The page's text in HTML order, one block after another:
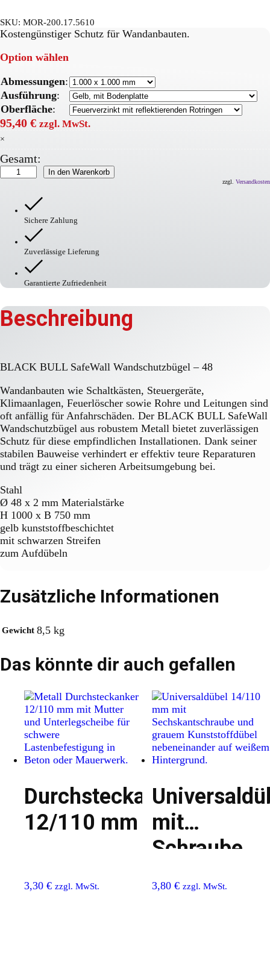
SKU: MOR-200.17.5610
Kostengünstiger Schutz für Wandanbauten.
Option wählen
Abmessungen:
Ausführung:
Oberfläche:
95,40 € zzgl. MwSt.
×
Gesamt:
BLACK
BULL
Wandschutzbügel
Menge
In den Warenkorb
zzgl. Versandkosten
Sichere Zahlung
Zuverlässige Lieferung
Garantierte Zufriedenheit
Beschreibung
BLACK BULL SafeWall Wandschutzbügel – 48
Wandanbauten wie Schaltkästen, Steuergeräte,
Klimaanlagen, Feuerlöscher sowie Rohre und Leitungen sind
oft anfällig für Anfahrschäden. Der BLACK BULL SafeWall
Wandschutzbügel aus robustem Metall bietet zuverlässigen
Schutz für diese empfindlichen Installationen. Dank seiner
stabilen Bauweise verhindert er effektiv teure Reparaturen
und trägt zu einer sicheren Arbeitsumgebung bei.
Stahl
Ø 48 x 2 mm Materialstärke
H 1000 x B 750 mm
gelb kunststoffbeschichtet
mit schwarzen Streifen
zum Aufdübeln
Zusätzliche Informationen
Gewicht 8,5 kg
Das könnte dir auch gefallen
Durchsteckanker
12/110 mm
3,30 € zzgl. MwSt.
mit
Schraube
3,80€ zzgl. MwSt.